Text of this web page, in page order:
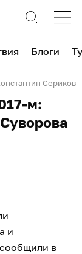
Блоги
Сериков
м:
и
в